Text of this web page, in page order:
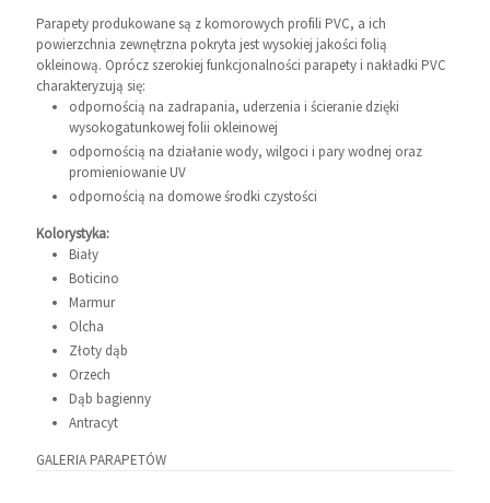
Parapety produkowane są z komorowych profili PVC, a ich
powierzchnia zewnętrzna pokryta jest wysokiej jakości folią
okleinową. Oprócz szerokiej funkcjonalności parapety i nakładki PVC
charakteryzują się:
odpornością na zadrapania, uderzenia i ścieranie dzięki
wysokogatunkowej folii okleinowej
odpornością na działanie wody, wilgoci i pary wodnej oraz
promieniowanie UV
odpornością na domowe środki czystości
Kolorystyka:
Biały
Boticino
Marmur
Olcha
Złoty dąb
Orzech
Dąb bagienny
Antracyt
GALERIA PARAPETÓW